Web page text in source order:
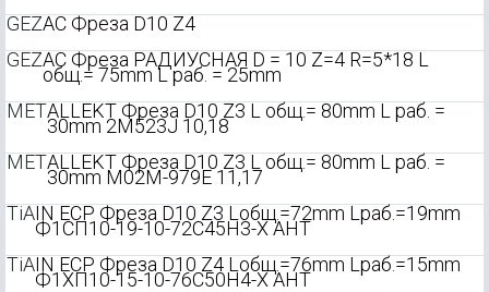
GEZAC Фреза D10 Z4
GEZAC Фреза РАДИУСНАЯ D = 10 Z=4 R=5*18 L
общ.= 75mm L раб. = 25mm
METALLEKT Фреза D10 Z3 L общ.= 80mm L раб. =
30mm 2M523J 10,18
METALLEKT Фреза D10 Z3 L общ.= 80mm L раб. =
30mm M02M-979E 11,17
TiAIN ECP Фреза D10 Z3 Lобщ.=72mm Lраб.=19mm
Ф1СП10-19-10-72С45Н3-Х АНТ
TiAIN ECP Фреза D10 Z4 Lобщ.=76mm Lраб.=15mm
Ф1ХП10-15-10-76С50Н4-Х АНТ